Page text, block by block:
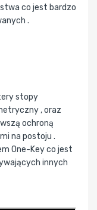
co jest bardzo
.
stopy
, oraz
ochroną
na postoju .
One-Key co jest
innych